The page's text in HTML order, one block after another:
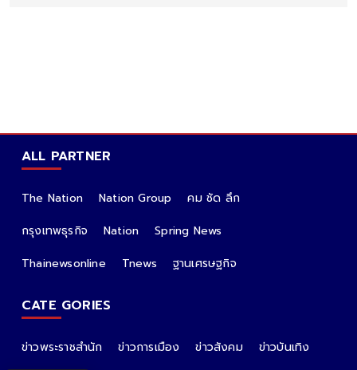
ALL PARTNER
The Nation Nation Group
คม ชัด ลึก
กรุงเทพธุรกิจ
Nation
Spring News
Thainewsonline
Tnews ฐานเศรษฐกิจ
CATE GORIES
ข่าวพระราชสำนัก ข่าวการเมือง ข่าวสังคม
ข่าวบันเทิง